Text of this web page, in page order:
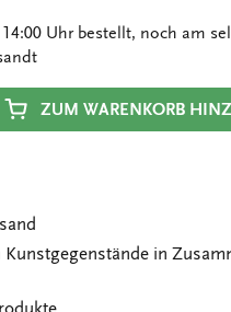
Uhr bestellt, noch am
ZUM WARENKORB
HINZUFÜGEN
Kunstgegenstände in